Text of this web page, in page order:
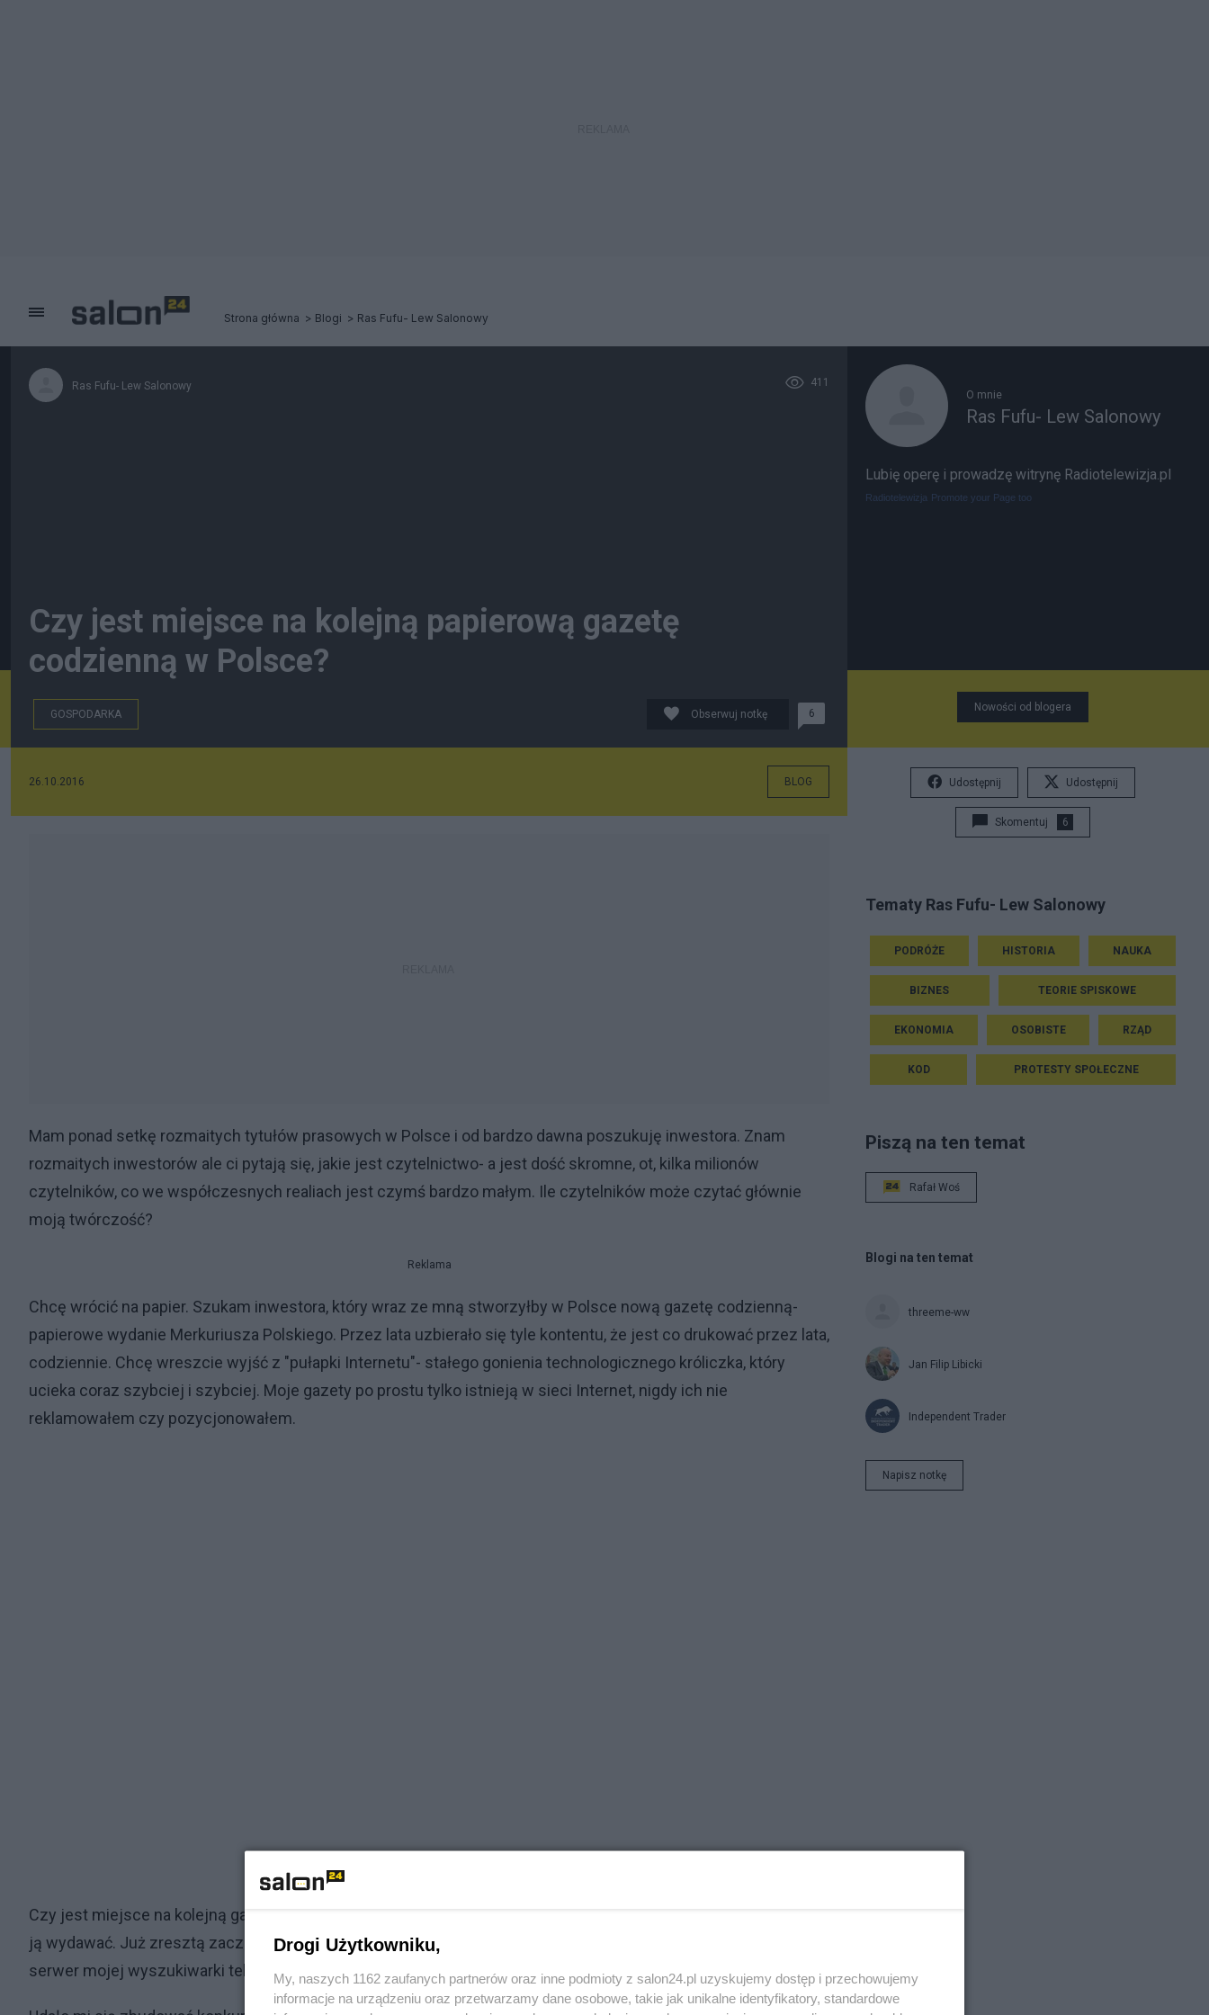
Strona główna Blogi Ras Fufu- Lew Salonowy
Ras Fufu- Lew Salonowy 411
Czy jest miejsce na kolejną papierową gazetę
codzienną w Polsce?
GOSPODARKA Obserwuj notkę 6
26.10.2016 BLOG
Mam ponad setkę rozmaitych tytułów prasowych w Polsce i od bardzo dawna poszukuję inwestora. Znam
rozmaitych inwestorów ale ci pytają się, jakie jest czytelnictwo- a jest dość skromne, ot, kilka milionów
czytelników, co we współczesnych realiach jest czymś bardzo małym. Ile czytelników może czytać głównie
moją twórczość?
Reklama
Chcę wrócić na papier. Szukam inwestora, który wraz ze mną stworzyłby w Polsce nową gazetę codzienną-
papierowe wydanie Merkuriusza Polskiego. Przez lata uzbierało się tyle kontentu, że jest co drukować przez lata,
codziennie. Chcę wreszcie wyjść z "pułapki Internetu"- stałego gonienia technologicznego króliczka, który
ucieka coraz szybciej i szybciej. Moje gazety po prostu tylko istnieją w sieci Internet, nigdy ich nie
reklamowałem czy pozycjonowałem.
Czy jest miejsce na kolejną gazetę codzienną w Polsce? Nie wiem. Mam wrażenie że trzeba po prostu zacząć
ją wydawać. Już zresztą zacząłem- w bardzo małej skali, z takim efektem że od nadmiaru czytelników padł
serwer mojej wyszukiwarki tekstów.
O mnie
Ras Fufu- Lew Salonowy
Lubię operę i prowadzę witrynę Radiotelewizja.pl
Radiotelewizja Promote your Page too
Nowości od blogera
Udostępnij Udostępnij
Skomentuj 6
Tematy Ras Fufu- Lew Salonowy
PODRÓŻE HISTORIA NAUKA
BIZNES TEORIE SPISKOWE
EKONOMIA OSOBISTE RZĄD
KOD PROTESTY SPOŁECZNE
Piszą na ten temat
Rafał Woś
Blogi na ten temat
threeme-ww
Jan Filip Libicki
Independent Trader
Napisz notkę
Drogi Użytkowniku,
My, naszych 1162 zaufanych partnerów oraz inne podmioty z salon24.pl uzyskujemy dostęp i przechowujemy
informacje na urządzeniu oraz przetwarzamy dane osobowe, takie jak unikalne identyfikatory, standardowe